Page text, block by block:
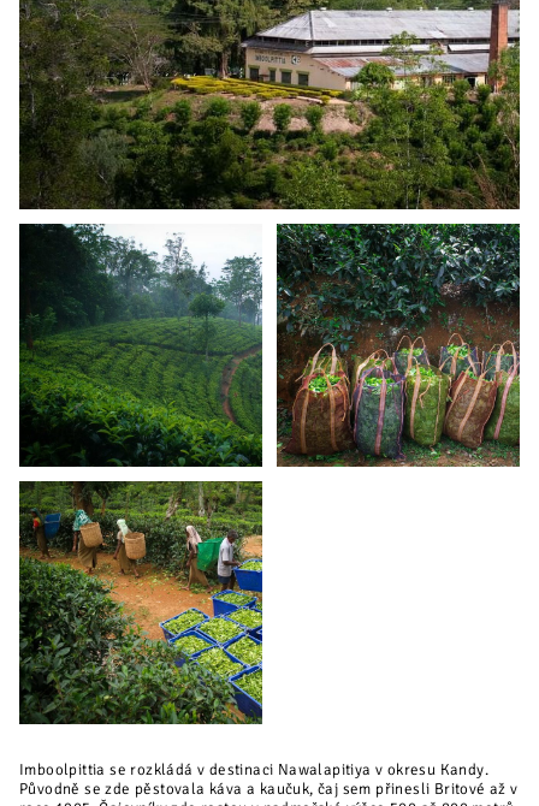
Imboolpittia se rozkládá v destinaci Nawalapitiya v okresu Kandy.
Původně se zde pěstovala káva a kaučuk, čaj sem přinesli Britové až v